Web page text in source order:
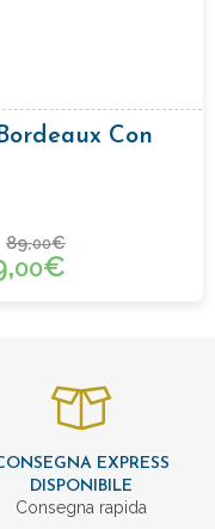
Con
89,00€
00€
EXPRESS
DISPONIBILE
Consegna rapida